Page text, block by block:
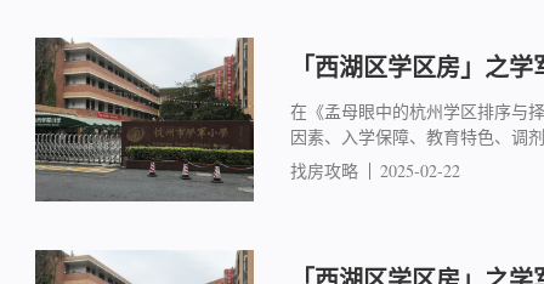
「西湖区学区房」之
在《孟母眼中的杭州学区排序与
因素、入学保障、教育特色、调
找房攻略
2025-02-22